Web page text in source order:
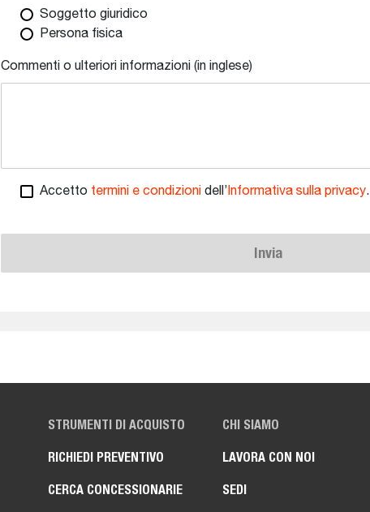
Soggetto giuridico
Persona fisica
Commenti o ulteriori informazioni (in inglese)
Accetto termini e condizionidell’ Informativa sulla privacy.
Invia
STRUMENTI DI ACQUISTO
RICHIEDI PREVENTIVO
CERCA CONCESSIONARIE
CHI SIAMO
LAVORA CON NOI
SEDI